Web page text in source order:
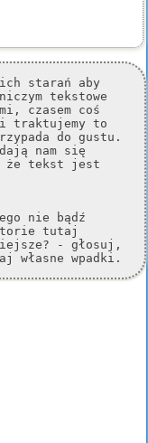
starań aby
tekstowe
czasem coś
i traktujemy to
do gustu.
nam się
że tekst jest
nie bądź
tutaj
- głosuj,
własne wpadki.